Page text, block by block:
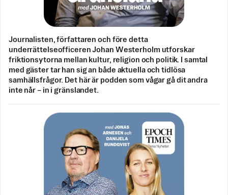
Journalisten, författaren och före detta
underrättelseofficeren Johan Westerholm utforskar
friktionsytorna mellan kultur, religion och politik. I samtal
med gäster tar han sig an både aktuella och tidlösa
samhällsfrågor. Det här är podden som vågar gå dit andra
inte når – in i gränslandet.